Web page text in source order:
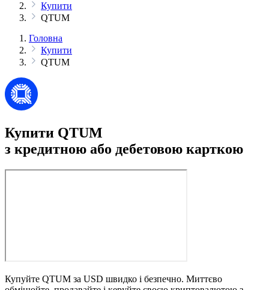
Купити
QTUM
Головна
Купити
QTUM
Купити QTUM
з кредитною або дебетовою карткою
Купуйте QTUM за USD швидко і безпечно. Миттєво